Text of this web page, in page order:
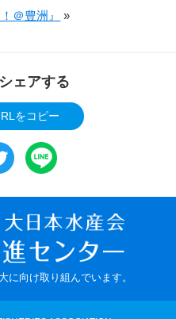
＠豊洲』
»
ェアする
をコピー
に向け取り組んでいます。